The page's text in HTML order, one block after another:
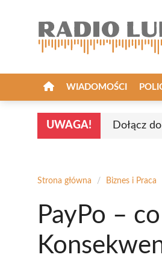
WIADOMOŚCI
UWAGA! Dołącz
Strona główna / Biznes i Praca
PayPo –